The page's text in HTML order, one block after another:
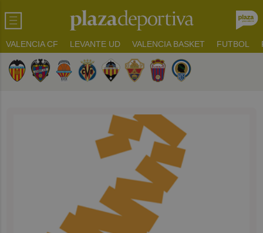
VALENCIA CF LEVANTE UD VALENCIA BASKET FUTBOL